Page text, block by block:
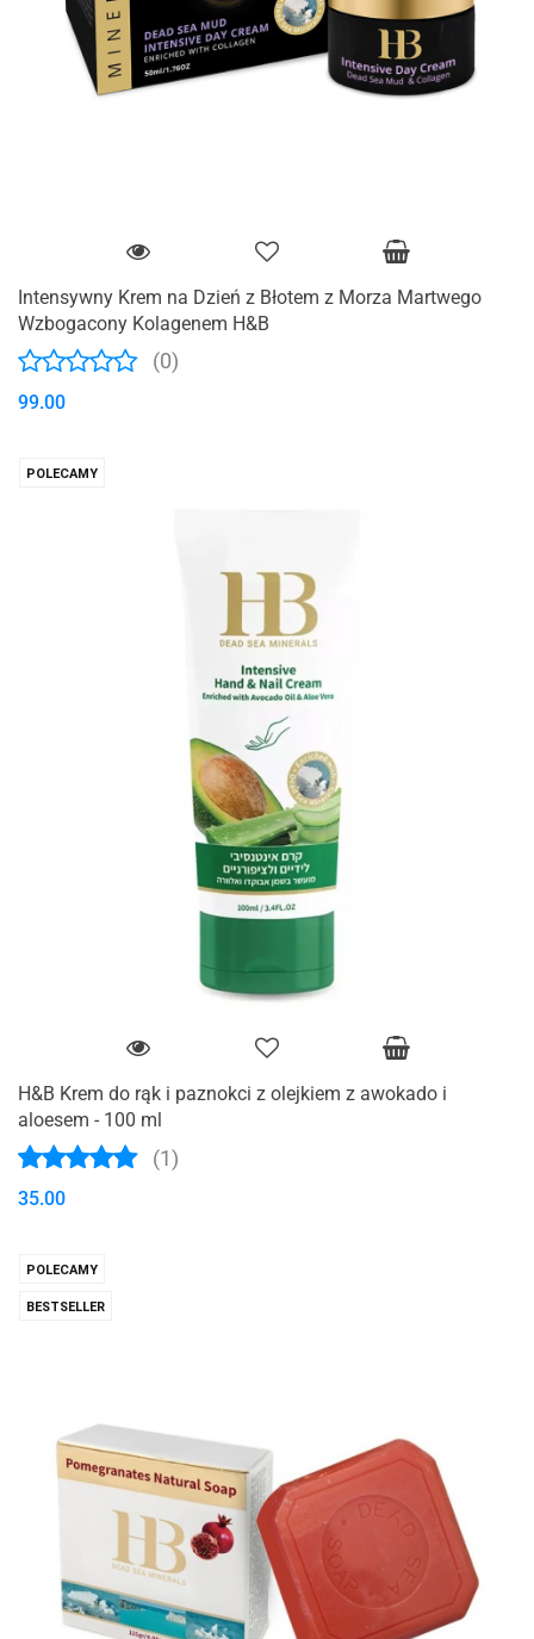
Intensywny Krem ​​na Dzień z Błotem z Morza Martwego
Wzbogacony Kolagenem H&B
(0)
99.00
POLECAMY
H&B Krem do rąk i paznokci z olejkiem z awokado i
aloesem - 100 ml
(1)
35.00
POLECAMY
BESTSELLER